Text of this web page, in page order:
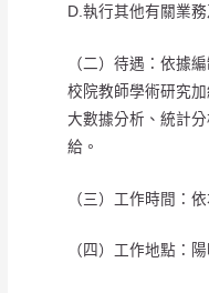
D.執行其他有關業
（二）待遇：依據
校院教師學術研究
大數據分析、統計
給。
（三）工作時間：
（四）工作地點：